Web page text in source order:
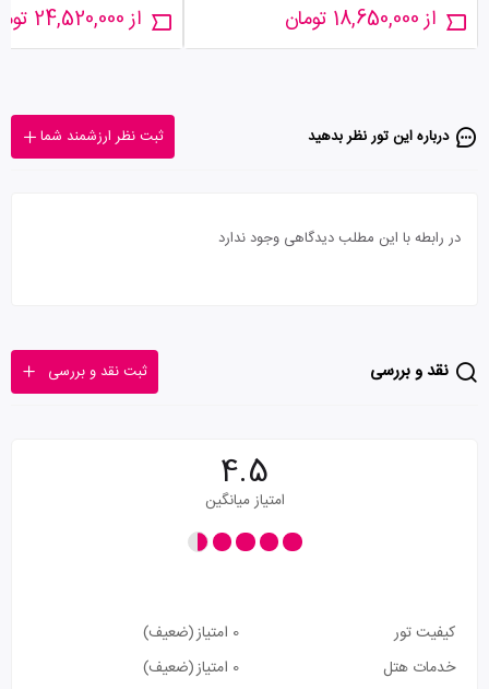
از 18,650,000 تومان از 24,520,000 تومان
درباره این تور‌ نظر بدهید ثبت نظر ارزشمند شما
در رابطه با این مطلب دیدگاهی وجود ندارد
نقد و بررسی ثبت نقد و بررسی
4.5
امتیاز میانگین
کیفیت تور 0 امتیاز
(ضعیف)
خدمات هتل
0 امتیاز
(ضعیف)